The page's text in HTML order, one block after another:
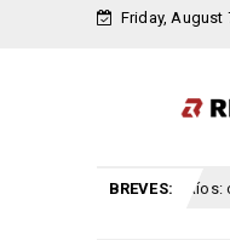
Friday, August
BREVES:
para Entre Ríos: cuándo